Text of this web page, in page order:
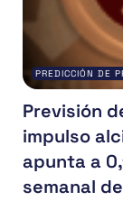
PREDICCIÓN DE
Previsión
impulso
apunta a
semanal